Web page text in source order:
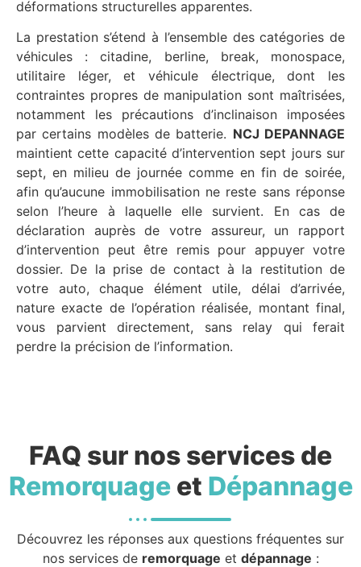
déformations structurelles apparentes.
La prestation s’étend à l’ensemble des catégories de
véhicules : citadine, berline, break, monospace,
utilitaire léger, et véhicule électrique, dont les
contraintes propres de manipulation sont maîtrisées,
notamment les précautions d’inclinaison imposées
par certains modèles de batterie. NCJ DEPANNAGE
maintient cette capacité d’intervention sept jours sur
sept, en milieu de journée comme en fin de soirée,
afin qu’aucune immobilisation ne reste sans réponse
selon l’heure à laquelle elle survient. En cas de
déclaration auprès de votre assureur, un rapport
d’intervention peut être remis pour appuyer votre
dossier. De la prise de contact à la restitution de
votre auto, chaque élément utile, délai d’arrivée,
nature exacte de l’opération réalisée, montant final,
vous parvient directement, sans relay qui ferait
perdre la précision de l’information.
FAQ sur nos services de
Remorquageet Dépannage
Découvrez les réponses aux questions fréquentes sur
nos services de remorquage et dépannage :